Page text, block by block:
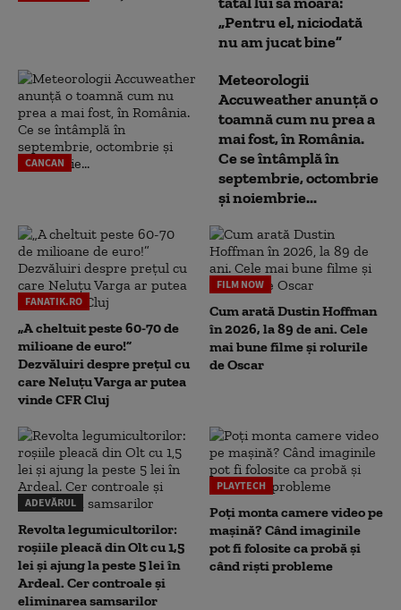
„Pentru el, niciodată
nu am jucat bine”
CANCAN
Meteorologii
Accuweather anunță o
toamnă cum nu prea a
mai fost, în România.
Ce se întâmplă în
septembrie, octombrie
și noiembrie...
FANATIK.RO
„A cheltuit peste 60-70 de
milioane de euro!”
Dezvăluiri despre prețul cu
care Neluțu Varga ar putea
vinde CFR Cluj
FILM NOW
Cum arată Dustin Hoffman
în 2026, la 89 de ani. Cele
mai bune filme și rolurile
de Oscar
ADEVĂRUL
Revolta legumicultorilor:
roșiile pleacă din Olt cu 1,5
lei și ajung la peste 5 lei în
Ardeal. Cer controale și
eliminarea samsarilor
PLAYTECH
Poți monta camere video pe
mașină? Când imaginile
pot fi folosite ca probă și
când riști probleme